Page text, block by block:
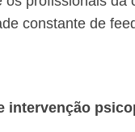
constante de
intervenção